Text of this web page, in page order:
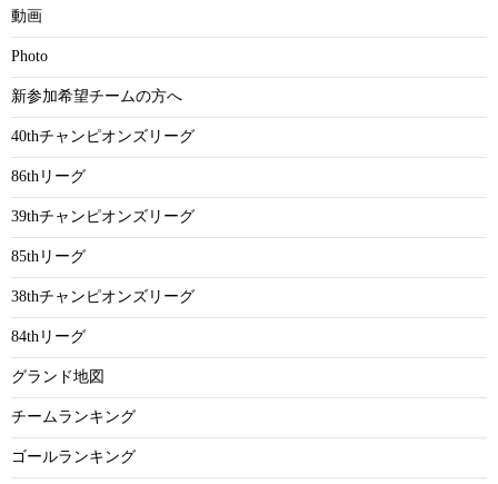
動画
Photo
新参加希望チームの方へ
40thチャンピオンズリーグ
86thリーグ
39thチャンピオンズリーグ
85thリーグ
38thチャンピオンズリーグ
84thリーグ
グランド地図
チームランキング
ゴールランキング